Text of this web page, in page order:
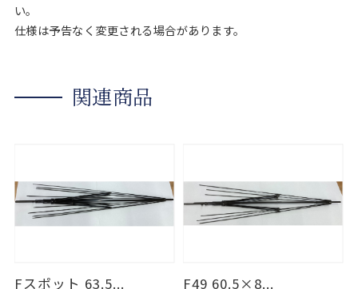
い。
仕様は予告なく変更される場合があります。
関連商品
Fスポット 63.5... F49 60.5×8...